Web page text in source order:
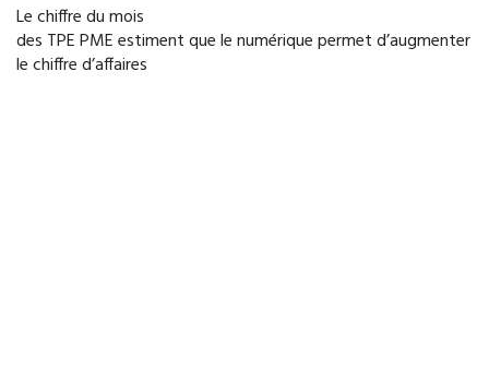
Le chiffre du mois
des TPE PME estiment que le numérique permet d’augmenter
le chiffre d’affaires